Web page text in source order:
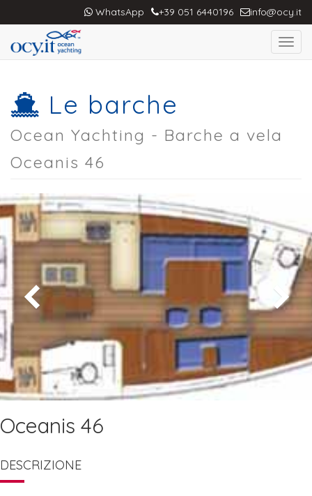
WhatsApp +39 051 6440196 info@ocy.it
Le barche
Ocean Yachting - Barche a vela
Oceanis 46
Oceanis 46
DESCRIZIONE